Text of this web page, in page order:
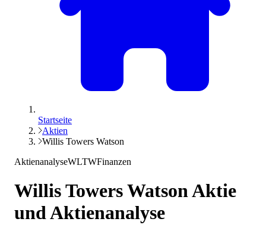
Startseite
Aktien
Willis Towers Watson
AktienanalyseWLTWFinanzen
Willis Towers WatsonAktie
und Aktienanalyse